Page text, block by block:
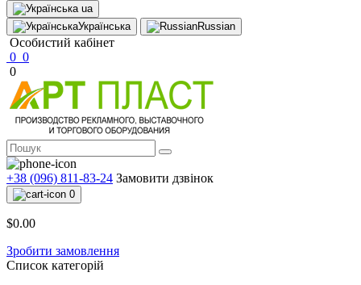
ua
Українська
Russian
Особистий кабінет
0 0
0
+38 (096) 811-83-24 Замовити дзвінок
0
$0.00
Зробити замовлення
Список категорій